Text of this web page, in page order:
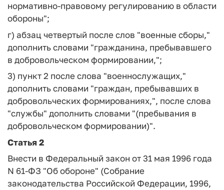
нормативно-правовому регулированию в области
обороны";
г) абзац четвертый после слов "военные сборы,"
дополнить словами "гражданина, пребывавшего
в добровольческом формировании,";
3) пункт 2 после слова "военнослужащих,"
дополнить словами "граждан, пребывавших в
добровольческих формированиях,", после слова
"службы" дополнить словами "(пребывания в
добровольческом формировании)".
Статья 2
Внести в Федеральный закон от 31 мая 1996 года
N 61-ФЗ "Об обороне" (Собрание
законодательства Российской Федерации, 1996,